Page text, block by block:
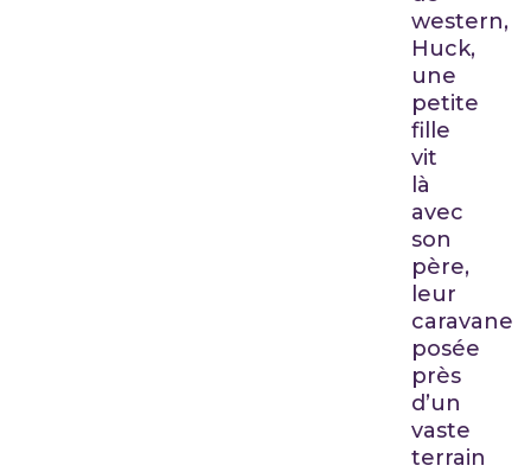
western,
Huck,
une
petite
fille
vit
là
avec
son
père,
leur
caravane
posée
près
d’un
vaste
terrain